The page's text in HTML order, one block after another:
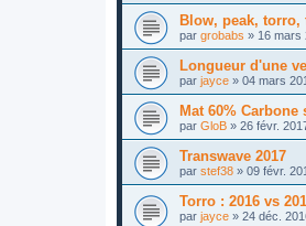
Blow, peak,
par grobabs » 16 mars
Longueur d'une
par jayce » 04 mars
Mat 60%
par GloB » 26 févr.
Transwave 2017
par stef38 » 09 févr.
Torro : 2016 vs
par jayce » 24 déc.